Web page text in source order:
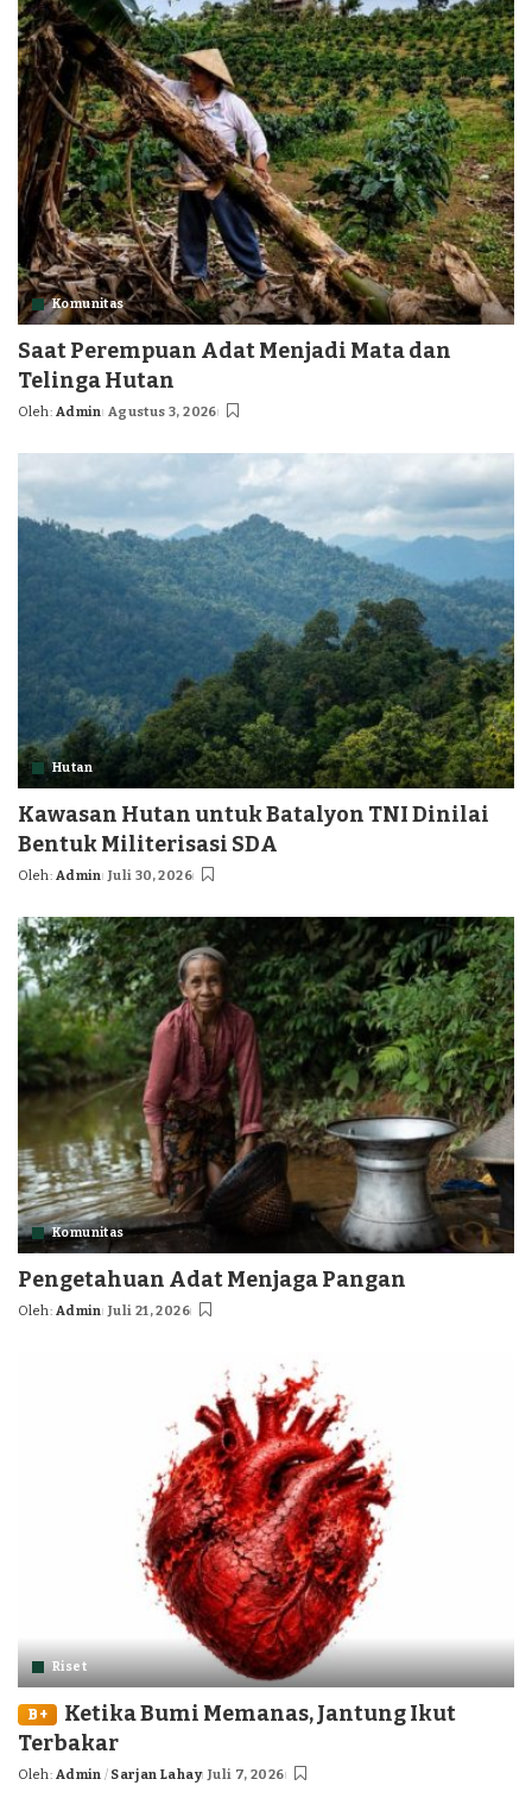
Komunitas
Saat Perempuan Adat Menjadi Mata dan
Telinga Hutan
Posted
Oleh: Admin Agustus 3, 2026
Hutan
Kawasan Hutan untuk Batalyon TNI Dinilai
Bentuk Militerisasi SDA
Posted
Oleh: Admin Juli 30, 2026
Komunitas
Pengetahuan Adat Menjaga Pangan
Posted
Oleh: Admin Juli 21, 2026
Riset
B+
Ketika Bumi Memanas, Jantung Ikut
Terbakar
Posted
Oleh: Admin Sarjan Lahay Juli 7, 2026